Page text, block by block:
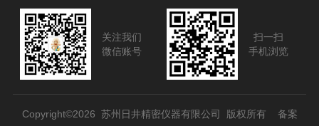
关注我们
微信账号
扫一扫
手机浏览
Copyright©2026 苏州日井精密仪器有限公司 版权所有 备案